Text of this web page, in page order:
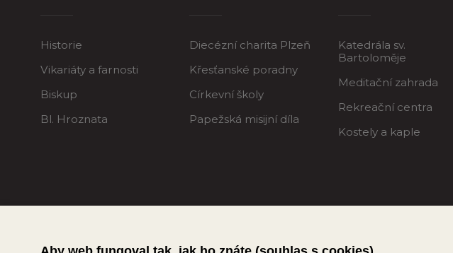
Historie
Vikariáty a farnosti
Biskup
Bl. Hroznata
Diecézní charita Plzeň
Křesťanské poradny
Církevní školy
Papežská misijní díla
Katedrála sv.
Bartoloměje
Meditační zahrada
Rekreační centra
Kostely a kaple